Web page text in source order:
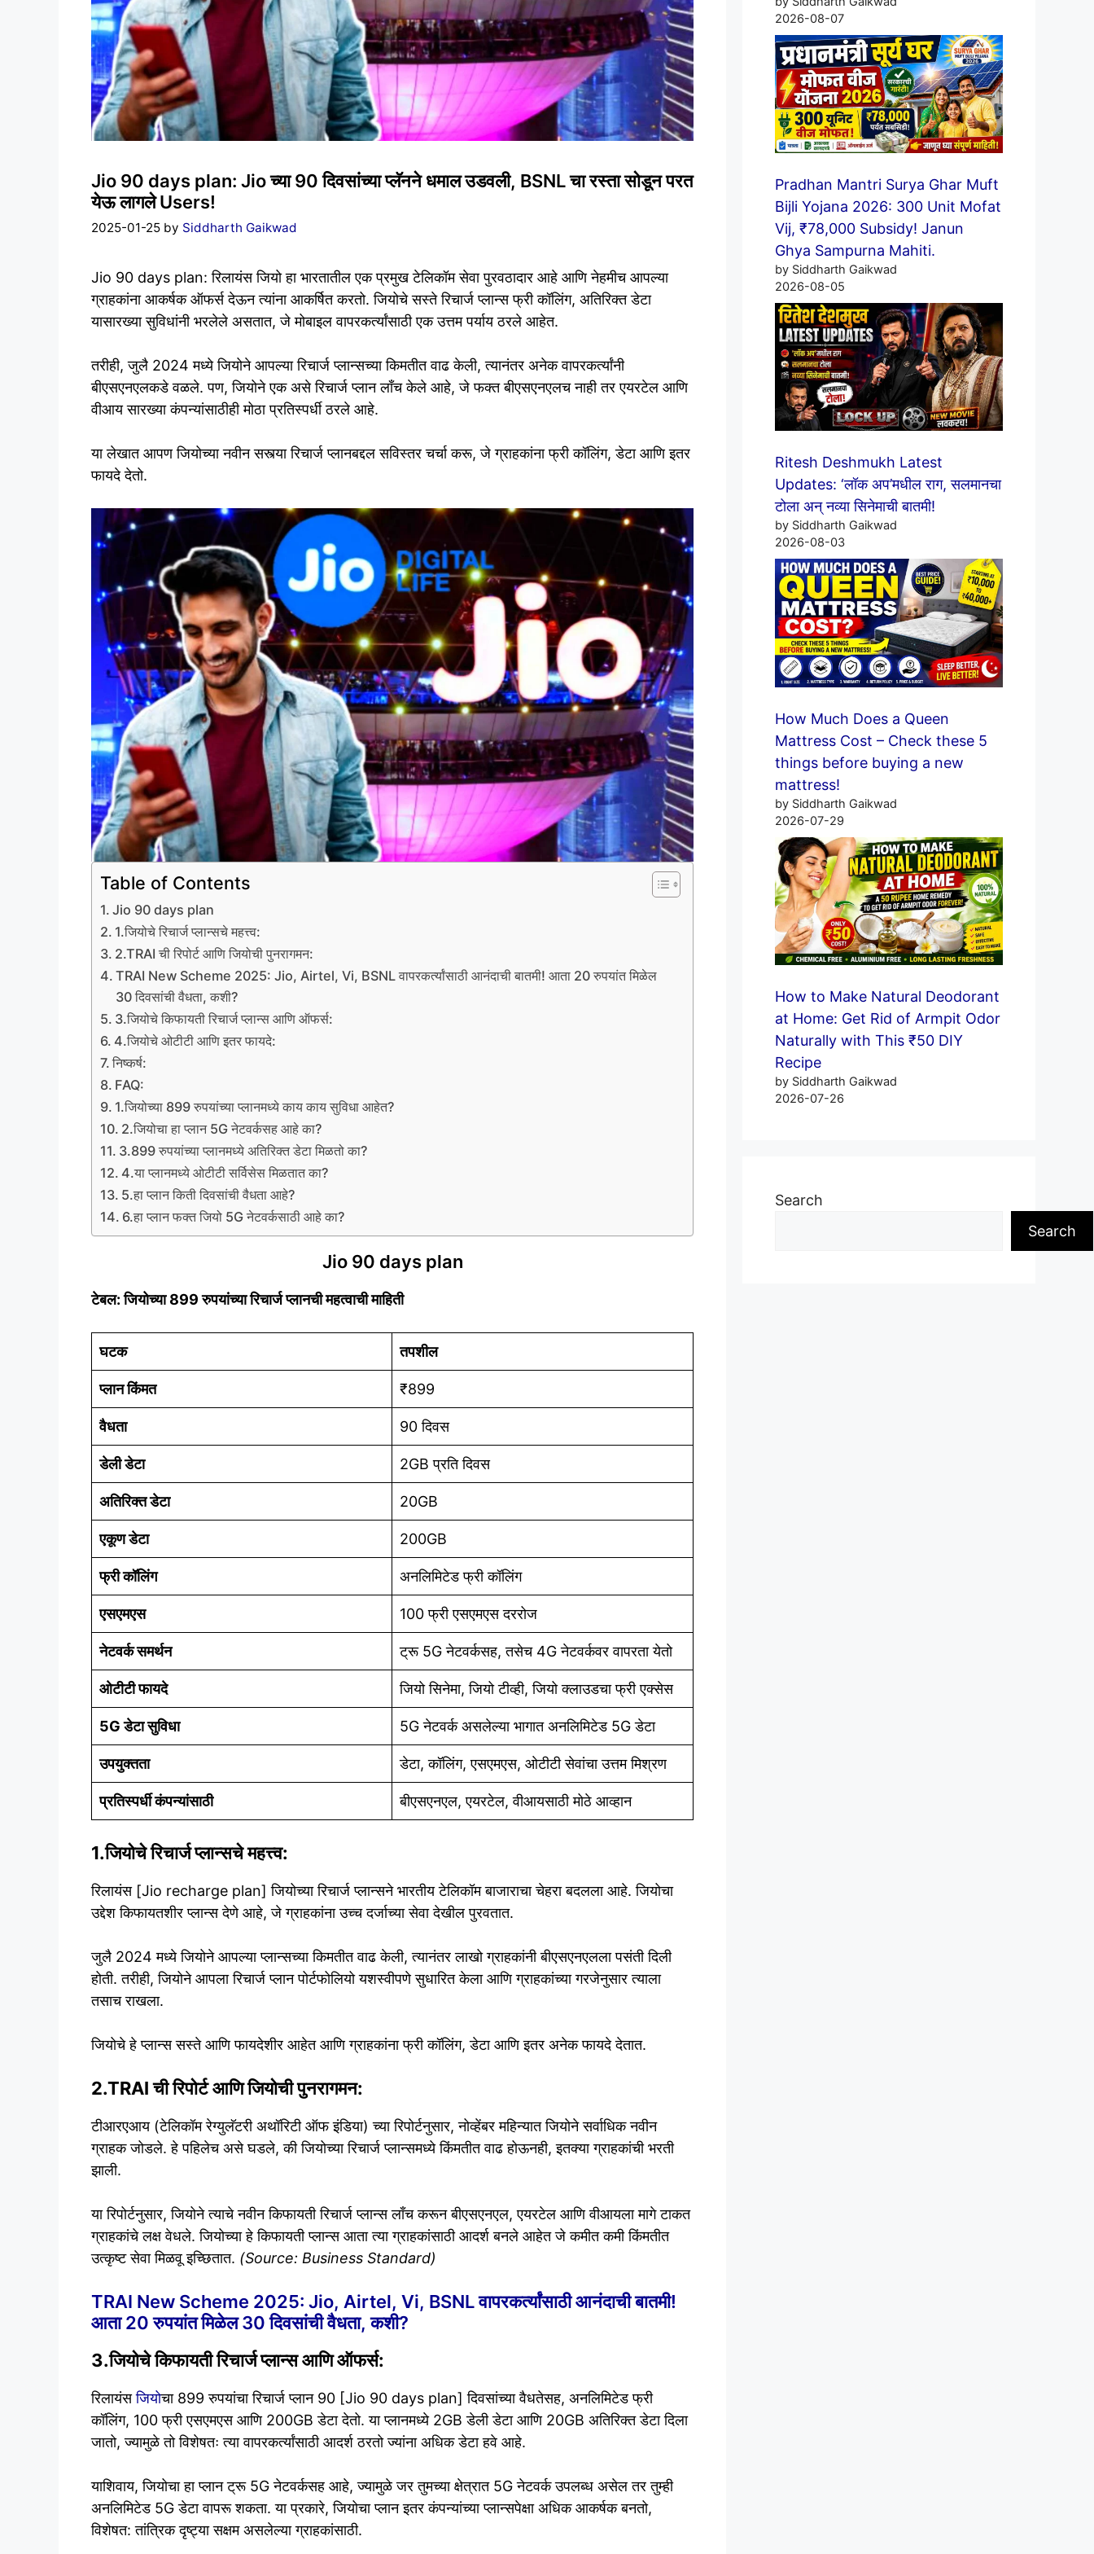
Jio 90 days plan: Jio च्या 90 दिवसांच्या प्लॅनने धमाल उडवली, BSNL चा रस्ता सोडून परत
येऊ लागले Users!
2025-01-25 by Siddharth Gaikwad
Jio 90 days plan: रिलायंस जियो हा भारतातील एक प्रमुख टेलिकॉम सेवा पुरवठादार आहे आणि नेहमीच आपल्या
ग्राहकांना आकर्षक ऑफर्स देऊन त्यांना आकर्षित करतो. जियोचे सस्ते रिचार्ज प्लान्स फ्री कॉलिंग, अतिरिक्त डेटा
यासारख्या सुविधांनी भरलेले असतात, जे मोबाइल वापरकर्त्यांसाठी एक उत्तम पर्याय ठरले आहेत.
तरीही, जुलै 2024 मध्ये जियोने आपल्या रिचार्ज प्लान्सच्या किमतीत वाढ केली, त्यानंतर अनेक वापरकर्त्यांनी
बीएसएनएलकडे वळले. पण, जियोने एक असे रिचार्ज प्लान लाँच केले आहे, जे फक्त बीएसएनएलच नाही तर एयरटेल आणि
वीआय सारख्या कंपन्यांसाठीही मोठा प्रतिस्पर्धी ठरले आहे.
या लेखात आपण जियोच्या नवीन सस्त्या रिचार्ज प्लानबद्दल सविस्तर चर्चा करू, जे ग्राहकांना फ्री कॉलिंग, डेटा आणि इतर
फायदे देतो.
Table of Contents
Jio 90 days plan
1.जियोचे रिचार्ज प्लान्सचे महत्त्व:
2.TRAI ची रिपोर्ट आणि जियोची पुनरागमन:
TRAI New Scheme 2025: Jio, Airtel, Vi, BSNL वापरकर्त्यांसाठी आनंदाची बातमी! आता 20 रुपयांत मिळेल
30 दिवसांची वैधता, कशी?
3.जियोचे किफायती रिचार्ज प्लान्स आणि ऑफर्स:
4.जियोचे ओटीटी आणि इतर फायदे:
निष्कर्ष:
FAQ:
1.जियोच्या 899 रुपयांच्या प्लानमध्ये काय काय सुविधा आहेत?
2.जियोचा हा प्लान 5G नेटवर्कसह आहे का?
3.899 रुपयांच्या प्लानमध्ये अतिरिक्त डेटा मिळतो का?
4.या प्लानमध्ये ओटीटी सर्विसेस मिळतात का?
5.हा प्लान किती दिवसांची वैधता आहे?
6.हा प्लान फक्त जियो 5G नेटवर्कसाठी आहे का?
Jio 90 days plan
टेबल: जियोच्या 899 रुपयांच्या रिचार्ज प्लानची महत्वाची माहिती
घटक तपशील
प्लान किंमत ₹899
वैधता 90 दिवस
डेली डेटा 2GB प्रति दिवस
अतिरिक्त डेटा 20GB
एकूण डेटा 200GB
फ्री कॉलिंग अनलिमिटेड फ्री कॉलिंग
एसएमएस 100 फ्री एसएमएस दररोज
नेटवर्क समर्थन ट्रू 5G नेटवर्कसह, तसेच 4G नेटवर्कवर वापरता येतो
ओटीटी फायदे जियो सिनेमा, जियो टीव्ही, जियो क्लाउडचा फ्री एक्सेस
5G डेटा सुविधा 5G नेटवर्क असलेल्या भागात अनलिमिटेड 5G डेटा
उपयुक्तता डेटा, कॉलिंग, एसएमएस, ओटीटी सेवांचा उत्तम मिश्रण
प्रतिस्पर्धी कंपन्यांसाठी बीएसएनएल, एयरटेल, वीआयसाठी मोठे आव्हान
1.जियोचे रिचार्ज प्लान्सचे महत्त्व:
रिलायंस [Jio recharge plan] जियोच्या रिचार्ज प्लान्सने भारतीय टेलिकॉम बाजाराचा चेहरा बदलला आहे. जियोचा
उद्देश किफायतशीर प्लान्स देणे आहे, जे ग्राहकांना उच्च दर्जाच्या सेवा देखील पुरवतात.
जुलै 2024 मध्ये जियोने आपल्या प्लान्सच्या किमतीत वाढ केली, त्यानंतर लाखो ग्राहकांनी बीएसएनएलला पसंती दिली
होती. तरीही, जियोने आपला रिचार्ज प्लान पोर्टफोलियो यशस्वीपणे सुधारित केला आणि ग्राहकांच्या गरजेनुसार त्याला
तसाच राखला.
जियोचे हे प्लान्स सस्ते आणि फायदेशीर आहेत आणि ग्राहकांना फ्री कॉलिंग, डेटा आणि इतर अनेक फायदे देतात.
2.TRAI ची रिपोर्ट आणि जियोची पुनरागमन:
टीआरएआय (टेलिकॉम रेग्युलॅटरी अथॉरिटी ऑफ इंडिया) च्या रिपोर्टनुसार, नोव्हेंबर महिन्यात जियोने सर्वाधिक नवीन
ग्राहक जोडले. हे पहिलेच असे घडले, की जियोच्या रिचार्ज प्लान्समध्ये किंमतीत वाढ होऊनही, इतक्या ग्राहकांची भरती
झाली.
या रिपोर्टनुसार, जियोने त्याचे नवीन किफायती रिचार्ज प्लान्स लाँच करून बीएसएनएल, एयरटेल आणि वीआयला मागे टाकत
ग्राहकांचे लक्ष वेधले. जियोच्या हे किफायती प्लान्स आता त्या ग्राहकांसाठी आदर्श बनले आहेत जे कमीत कमी किंमतीत
उत्कृष्ट सेवा मिळवू इच्छितात. (Source: Business Standard)
TRAI New Scheme 2025: Jio, Airtel, Vi, BSNL वापरकर्त्यांसाठी आनंदाची बातमी!
आता 20 रुपयांत मिळेल 30 दिवसांची वैधता, कशी?
3.जियोचे किफायती रिचार्ज प्लान्स आणि ऑफर्स:
रिलायंसजियोचा 899 रुपयांचा रिचार्ज प्लान 90 [Jio 90 days plan] दिवसांच्या वैधतेसह, अनलिमिटेड फ्री
कॉलिंग, 100 फ्री एसएमएस आणि 200GB डेटा देतो. या प्लानमध्ये 2GB डेली डेटा आणि 20GB अतिरिक्त डेटा दिला
जातो, ज्यामुळे तो विशेषतः त्या वापरकर्त्यांसाठी आदर्श ठरतो ज्यांना अधिक डेटा हवे आहे.
याशिवाय, जियोचा हा प्लान ट्रू 5G नेटवर्कसह आहे, ज्यामुळे जर तुमच्या क्षेत्रात 5G नेटवर्क उपलब्ध असेल तर तुम्ही
अनलिमिटेड 5G डेटा वापरू शकता. या प्रकारे, जियोचा प्लान इतर कंपन्यांच्या प्लान्सपेक्षा अधिक आकर्षक बनतो,
विशेषत: तांत्रिक दृष्ट्या सक्षम असलेल्या ग्राहकांसाठी.
2026-08-07
Pradhan Mantri Surya Ghar Muft
Bijli Yojana 2026: 300 Unit Mofat
Vij, ₹78,000 Subsidy! Janun
Ghya Sampurna Mahiti.
by Siddharth Gaikwad
2026-08-05
Ritesh Deshmukh Latest
Updates: ‘लॉक अप’मधील राग, सलमानचा
टोला अन् नव्या सिनेमाची बातमी!
by Siddharth Gaikwad
2026-08-03
How Much Does a Queen
Mattress Cost – Check these 5
things before buying a new
mattress!
by Siddharth Gaikwad
2026-07-29
How to Make Natural Deodorant
at Home: Get Rid of Armpit Odor
Naturally with This ₹50 DIY
Recipe
by Siddharth Gaikwad
2026-07-26
Search
Search